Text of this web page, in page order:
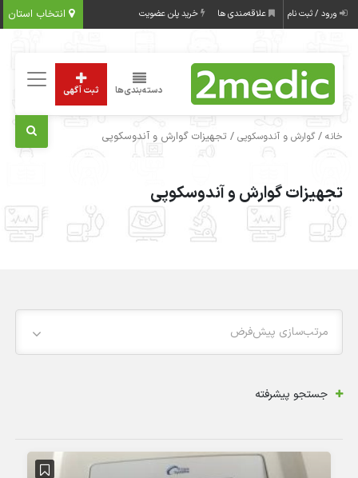
انتخاب استان ورود / ثبت نام علاقه‌مندی ها خرید پلن عضویت
دسته‌بندی‌ها ثبت آگهی
خانه /گوارش و آندوسکوپی / تجهیزات گوارش و آندوسکوپی
تجهیزات گوارش و آندوسکوپی
مرتب‌سازی پیش‌فرض
جستجو پیشرفته